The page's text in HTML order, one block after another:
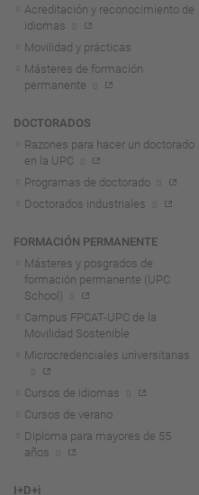
Acreditación y reconocimiento de
idiomas
Movilidad y prácticas
Másteres de formación
permanente
DOCTORADOS
Razones para hacer un doctorado
en la UPC
Programas de doctorado
Doctorados industriales
FORMACIÓN PERMANENTE
Másteres y posgrados de
formación permanente (UPC
School)
Campus FPCAT-UPC de la
Movilidad Sostenible
Microcredenciales universitarias
Cursos de idiomas
Cursos de verano
Diploma para mayores de 55
años
I+D+i